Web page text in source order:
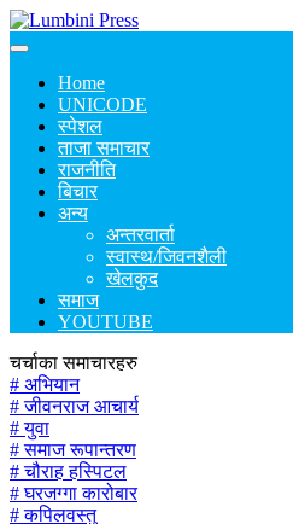
Home
UNICODE
स्पेशल
ताजा समाचार
राजनीति
बिचार
अन्य
अन्तरवार्ता
स्वास्थ/जिवनशैली
खेलकुद
समाज
YOUTUBE
चर्चाका समाचारहरु
# अभियान
# जीवनराज आचार्य
# युवा
# समाज रूपान्तरण
# चौराह हस्पिटल
# घरजग्गा कारोबार
# कपिलवस्तु